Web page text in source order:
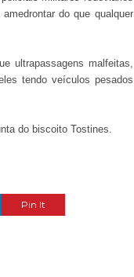
do que qualquer
ultrapassagens malfeitas,
tendo veículos pesados
do biscoito Tostines.
Pin It